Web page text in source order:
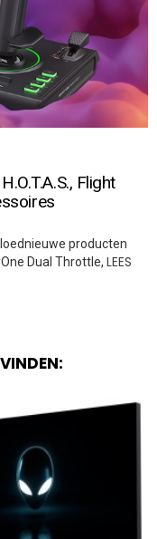
Flight
producten
Dual Throttle, LEES